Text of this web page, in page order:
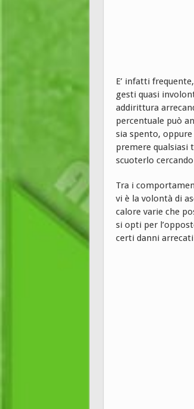
E’ infatti
gesti quasi
addirittura
percentuale può
sia spento, oppure
premere qualsiasi
scuoterlo
Tra i
vi è la volontà di
calore varie che
si opti per
certi danni